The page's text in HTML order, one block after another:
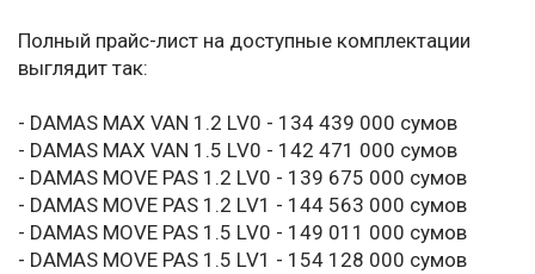
Полный прайс-лист на доступные комплектации
выглядит так:
- DAMAS MAX VAN 1.2 LV0 - 134 439 000 сумов
- DAMAS MAX VAN 1.5 LV0 - 142 471 000 сумов
- DAMAS MOVE PAS 1.2 LV0 - 139 675 000 сумов
- DAMAS MOVE PAS 1.2 LV1 - 144 563 000 сумов
- DAMAS MOVE PAS 1.5 LV0 - 149 011 000 сумов
- DAMAS MOVE PAS 1.5 LV1 - 154 128 000 сумов